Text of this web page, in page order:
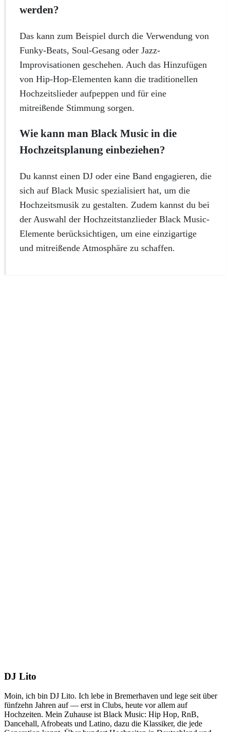
werden?
Das kann zum Beispiel durch die Verwendung von
Funky-Beats, Soul-Gesang oder Jazz-
Improvisationen geschehen. Auch das Hinzufügen
von Hip-Hop-Elementen kann die traditionellen
Hochzeitslieder aufpeppen und für eine
mitreißende Stimmung sorgen.
Wie kann man Black Music in die
Hochzeitsplanung einbeziehen?
Du kannst einen DJ oder eine Band engagieren, die
sich auf Black Music spezialisiert hat, um die
Hochzeitsmusik zu gestalten. Zudem kannst du bei
der Auswahl der Hochzeitstanzlieder Black Music-
Elemente berücksichtigen, um eine einzigartige
und mitreißende Atmosphäre zu schaffen.
DJ Lito
Moin, ich bin DJ Lito. Ich lebe in Bremerhaven und lege seit über
fünfzehn Jahren auf — erst in Clubs, heute vor allem auf
Hochzeiten. Mein Zuhause ist Black Music: Hip Hop, RnB,
Dancehall, Afrobeats und Latino, dazu die Klassiker, die jede